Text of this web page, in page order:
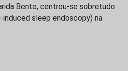
Bento, centrou-se sobretudo
induced sleep endoscopy) na